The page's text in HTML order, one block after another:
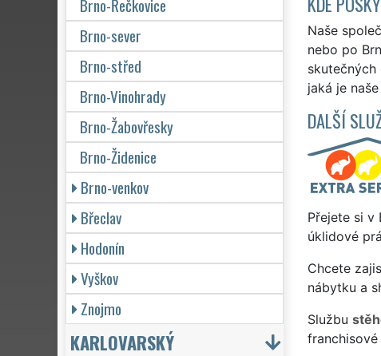
Naše
nebo po
skutečných
jaká je
DALŠÍ
Přejete si v
úklidové
Chcete
nábytku a
Službu
franchisové
Brno-Řečkovice
Brno-sever
Brno-střed
Brno-Vinohrady
Brno-Žabovřesky
Brno-Židenice
Brno-venkov
Břeclav
Hodonín
Vyškov
Znojmo
KARLOVARSKÝ